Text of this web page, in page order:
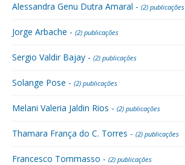
Alessandra Genu Dutra Amaral - (2) publicações
Jorge Arbache - (2) publicações
Sergio Valdir Bajay - (2) publicações
Solange Pose - (2) publicações
Melani Valeria Jaldin Rios - (2) publicações
Thamara França do C. Torres - (2) publicações
Francesco Tommasso - (2) publicações